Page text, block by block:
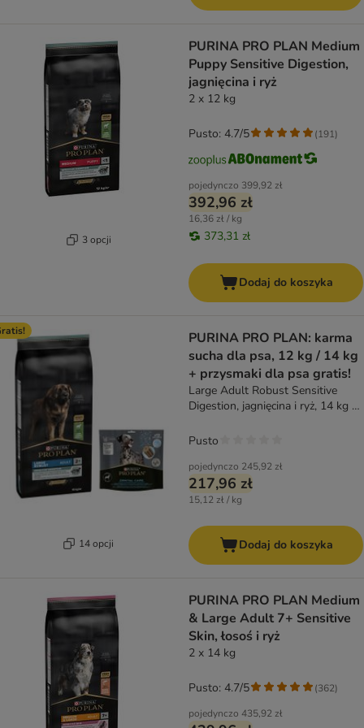
3 opcji
PURINA PRO PLAN Medium
Puppy Sensitive Digestion,
jagnięcina i ryż
2 x 12 kg
pojedynczo 399,92 zł
392,96 zł
16,36 zł / kg
373,31 zł
Pusto: 4.7/5 (191)
Dodaj do koszyka
14 opcji
PURINA PRO PLAN: karma
sucha dla psa, 12 kg / 14 kg
+ przysmaki dla psa gratis!
Large Adult Robust Sensitive
Digestion, jagnięcina i ryż, 14 kg +
40 kg), 426 g (12 sztuk)
pojedynczo 245,92 zł
217,96 zł
15,12 zł / kg
Pusto
Dodaj do koszyka
PURINA PRO PLAN Medium
& Large Adult 7+ Sensitive
Skin, łosoś i ryż
2 x 14 kg
pojedynczo 435,92 zł
Pusto: 4.7/5 (362)